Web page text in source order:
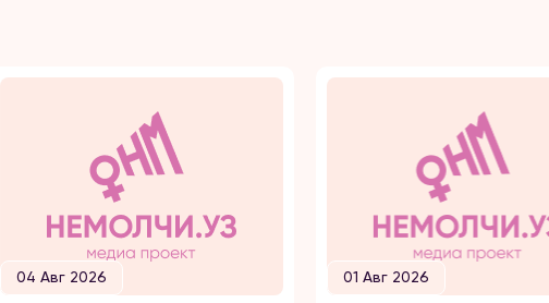
04 Авг 2026 01 Авг 2026